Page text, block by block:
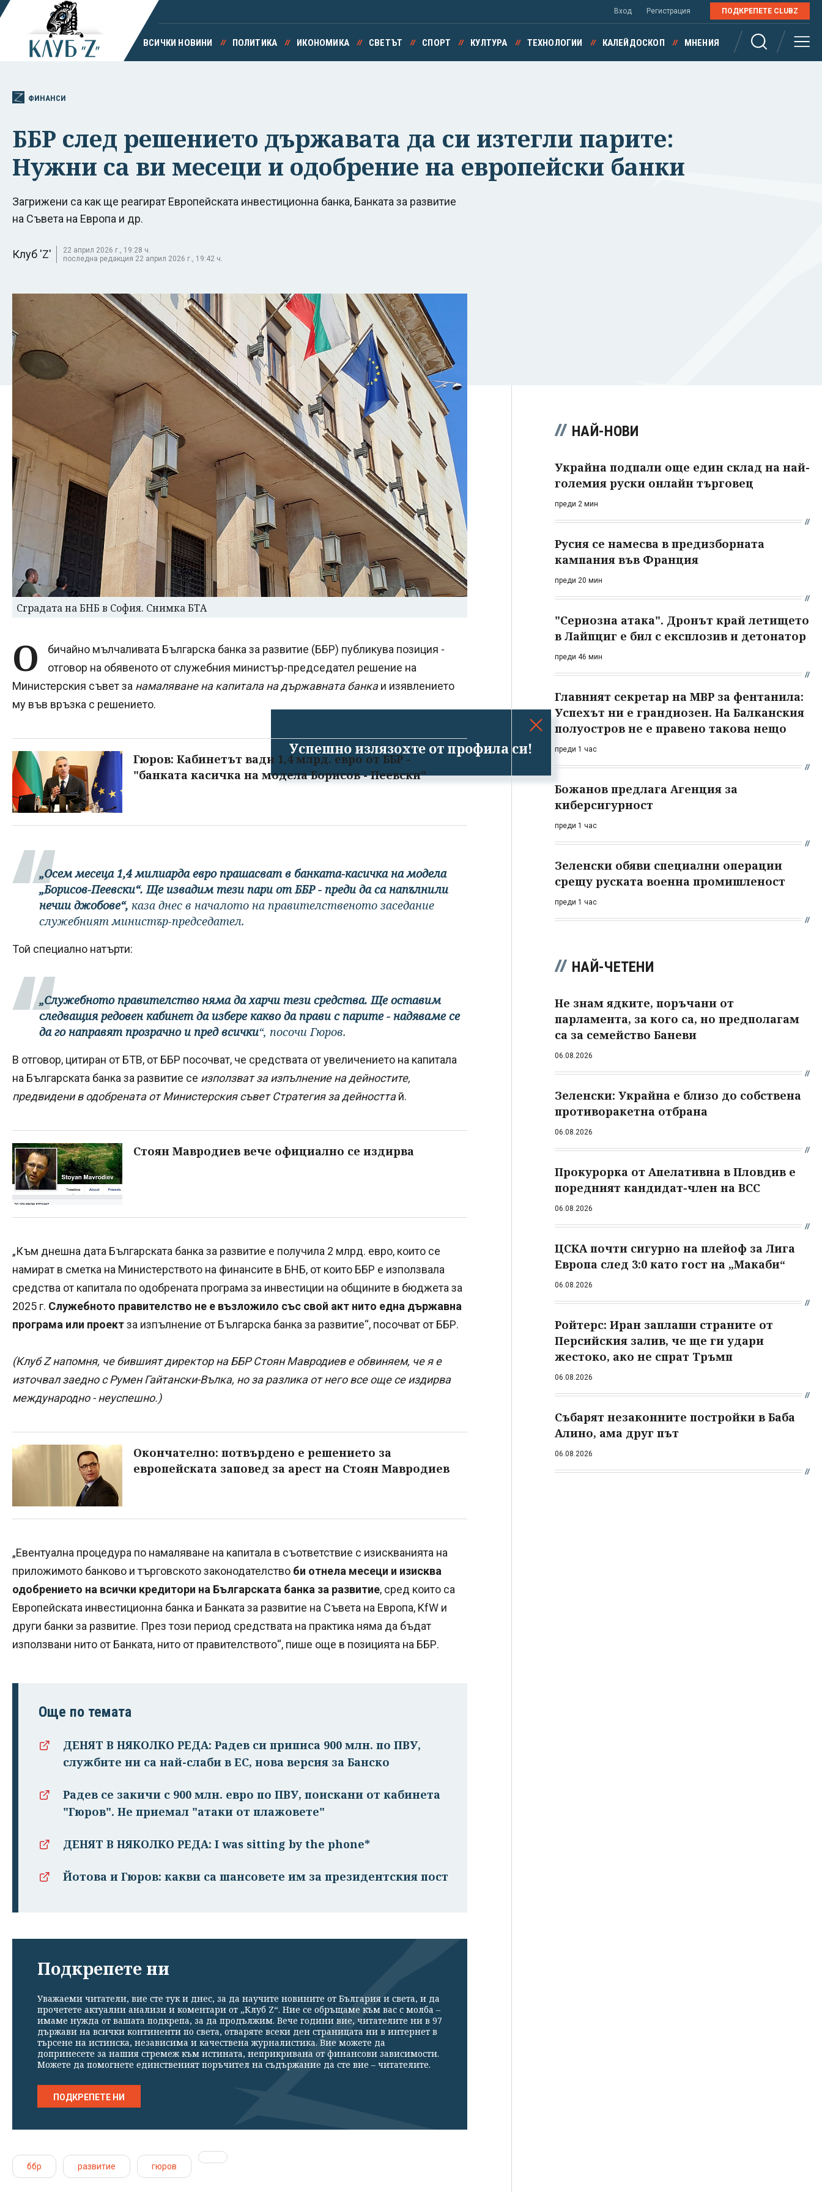
Успешно излязохте от профила си!
Вход Регистрация ПОДКРЕПЕТЕ CLUBZ
ВСИЧКИ НОВИНИ ПОЛИТИКА ИКОНОМИКА СВЕТЪТ СПОРТ КУЛТУРА ТЕХНОЛОГИИ КАЛЕЙДОСКОП МНЕНИЯ
ФИНАНСИ
ББР след решението държавата да си изтегли парите:
Нужни са ви месеци и одобрение на европейски банки
Загрижени са как ще реагират Европейската инвестиционна банка, Банката за развитие
на Съвета на Европа и др.
Клуб 'Z'
22 април 2026 г., 19:28 ч.
последна редакция 22 април 2026 г., 19:42 ч.
Сградата на БНБ в София. Снимка БТА
О
бичайно мълчаливата Българска банка за развитие (ББР) публикува позиция -
отговор на обявеното от служебния министър-председател решение на
Министерския съвет за намаляване на капитала на държавната банкаи изявлението
му във връзка с решението.
Гюров: Кабинетът вади 1,4 млрд. евро от ББР -
"банката касичка на модела Борисов - Пеевски"
„Осем месеца 1,4 милиарда евро прашасват в банката-касичка на модела
„Борисов-Пеевски“. Ще извадим тези пари от ББР - преди да са напълнили
нечии джобове“, каза днес в началото на правителственото заседание
служебният министър-председател.
Той специално натърти:
„Служебното правителство няма да харчи тези средства. Ще оставим
следващия редовен кабинет да избере какво да прави с парите - надяваме се
да го направят прозрачно и пред всички“, посочи Гюров.
В отговор, цитиран от БТВ, от ББР посочват, че средствата от увеличението на капитала
на Българската банка за развитие се използват за изпълнение на дейностите,
предвидени в одобрената от Министерския съвет Стратегия за дейносттай.
Стоян Мавродиев вече официално се издирва
„Към днешна дата Българската банка за развитие е получила 2 млрд. евро, които се
намират в сметка на Министерството на финансите в БНБ, от които ББР е използвала
средства от капитала по одобрената програма за инвестиции на общините в бюджета за
2025 г. Служебното правителство не е възложило със свой акт нито една държавна
програма или проектза изпълнение от Българска банка за развитие“, посочват от ББР.
(Клуб Z напомня, че бившият директор на ББР Стоян Мавродиев е обвиняем, че я е
източвал заедно с Румен Гайтански-Вълка, но за разлика от него все още се издирва
международно - неуспешно.)
Окончателно: потвърдено е решението за
европейската заповед за арест на Стоян Мавродиев
„Евентуална процедура по намаляване на капитала в съответствие с изискванията на
приложимото банково и търговското законодателство би отнела месеци и изисква
одобрението на всички кредитори на Българската банка за развитие, сред които са
Европейската инвестиционна банка и Банката за развитие на Съвета на Европа, KfW и
други банки за развитие. През този период средствата на практика няма да бъдат
използвани нито от Банката, нито от правителството“, пише още в позицията на ББР.
Още по темата
ДЕНЯТ В НЯКОЛКО РЕДА: Радев си приписа 900 млн. по ПВУ,
службите ни са най-слаби в ЕС, нова версия за Банско
Радев се закичи с 900 млн. евро по ПВУ, поискани от кабинета
"Гюров". Не приемал "атаки от плажовете"
ДЕНЯТ В НЯКОЛКО РЕДА: I was sitting by the phone*
Йотова и Гюров: какви са шансовете им за президентския пост
Подкрепете ни
Уважаеми читатели, вие сте тук и днес, за да научите новините от България и света, и да
прочетете актуални анализи и коментари от „Клуб Z“. Ние се обръщаме към вас с молба –
имаме нужда от вашата подкрепа, за да продължим. Вече години вие, читателите ни в 97
държави на всички континенти по света, отваряте всеки ден страницата ни в интернет в
търсене на истинска, независима и качествена журналистика. Вие можете да
допринесете за нашия стремеж към истината, неприкривана от финансови зависимости.
Можете да помогнете единственият поръчител на съдържание да сте вие – читателите.
ПОДКРЕПЕТЕ НИ
ббр развитие гюров
НАЙ-НОВИ
Украйна подпали още един склад на най-
големия руски онлайн търговец
преди 2 мин
Русия се намесва в предизборната
кампания във Франция
преди 20 мин
"Сериозна атака". Дронът край летището
в Лайпциг е бил с експлозив и детонатор
преди 46 мин
Главният секретар на МВР за фентанила:
Успехът ни е грандиозен. На Балканския
полуостров не е правено такова нещо
преди 1 час
Божанов предлага Агенция за
киберсигурност
преди 1 час
Зеленски обяви специални операции
срещу руската военна промишленост
преди 1 час
НАЙ-ЧЕТЕНИ
Не знам ядките, поръчани от
парламента, за кого са, но предполагам
са за семейство Баневи
06.08.2026
Зеленски: Украйна е близо до собствена
противоракетна отбрана
06.08.2026
Прокурорка от Апелативна в Пловдив е
поредният кандидат-член на ВСС
06.08.2026
ЦСКА почти сигурно на плейоф за Лига
Европа след 3:0 като гост на „Макаби“
06.08.2026
Ройтерс: Иран заплаши страните от
Персийския залив, че ще ги удари
жестоко, ако не спрат Тръмп
06.08.2026
Събарят незаконните постройки в Баба
Алино, ама друг път
06.08.2026